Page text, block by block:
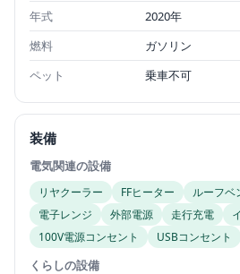
年式
2020年
燃料
ガソリン
ペット
乗車不可
装備
電気関連の設備
リヤクーラー
FFヒーター ルーフベ
電子レンジ
外部電源 走行充電
100V電源コンセント
USBコンセント
くらしの設備